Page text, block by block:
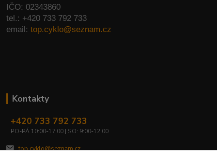
IČO: 02343860
tel.: +420 733 792 733
email:top.cyklo@seznam.cz
Kontakty
+420 733 792 733
PO-PÁ 10:00-17:00 | SO: 9:00-12:00
top.cyklo@seznam.cz